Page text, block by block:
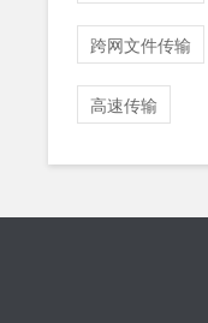
跨网文件传输
高速传输